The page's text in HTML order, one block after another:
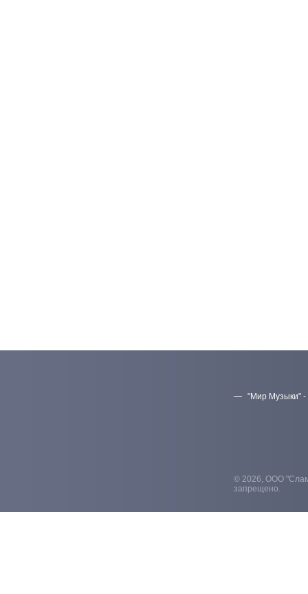
"Мир Музыки" -
© 2026, ООО
запрещено.